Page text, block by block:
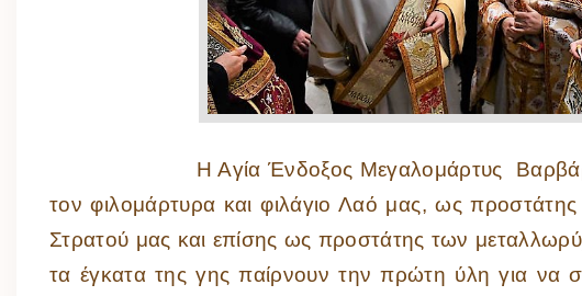
Η Αγία Ένδοξος Μεγαλομάρτυς
τον φιλομάρτυρα και φιλάγιο Λαό μας, ως
Στρατού μας και επίσης ως προστάτης των
τα έγκατα της γης παίρνουν την πρώτη ύλη για να